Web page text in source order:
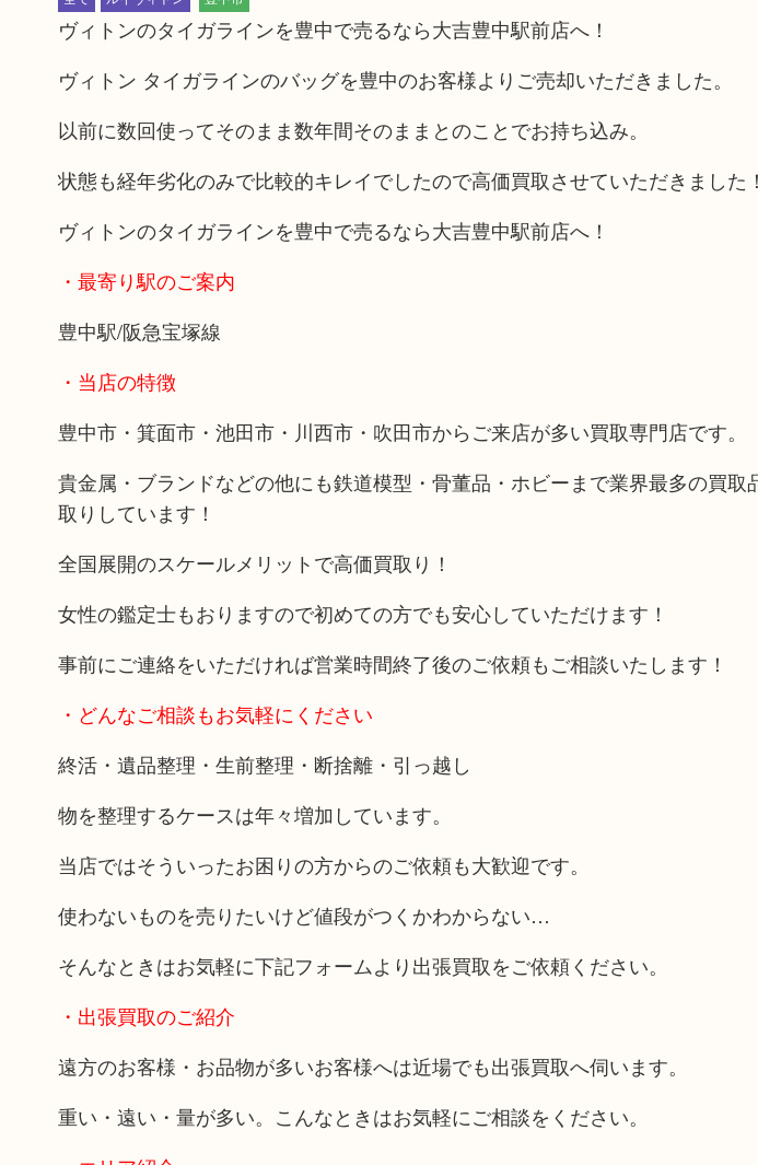
ヴィトンのタイガラインを豊中で売るなら大吉豊中駅前店へ！
ヴィトン タイガラインのバッグを豊中のお客様よりご売却いただきました。
以前に数回使ってそのまま数年間そのままとのことでお持ち込み。
状態も経年劣化のみで比較的キレイでしたので高価買取させていただきました！
ヴィトンのタイガラインを豊中で売るなら大吉豊中駅前店へ！
・最寄り駅のご案内
豊中駅/阪急宝塚線
・当店の特徴
豊中市・箕面市・池田市・川西市・吹田市からご来店が多い買取専門店です。
貴金属・ブランドなどの他にも鉄道模型・骨董品・ホビーまで業界最多の買
取りしています！
全国展開のスケールメリットで高価買取り！
女性の鑑定士もおりますので初めての方でも安心していただけます！
事前にご連絡をいただければ営業時間終了後のご依頼もご相談いたします！
・どんなご相談もお気軽にください
終活・遺品整理・生前整理・断捨離・引っ越し
物を整理するケースは年々増加しています。
当店ではそういったお困りの方からのご依頼も大歓迎です。
使わないものを売りたいけど値段がつくかわからない…
そんなときはお気軽に下記フォームより出張買取をご依頼ください。
・出張買取のご紹介
遠方のお客様・お品物が多いお客様へは近場でも出張買取へ伺います。
重い・遠い・量が多い。こんなときはお気軽にご相談をください。